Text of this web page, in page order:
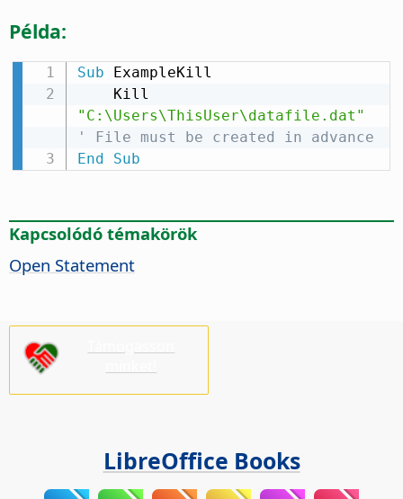
Példa:
Sub ExampleKill
"C:\Users\ThisUser\datafile.dat"
' File must be created in advance
End
Sub
Kapcsolódó témakörök
Open Statement
LibreOffice Books